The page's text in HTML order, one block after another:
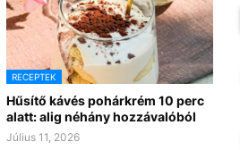
RECEPTEK
Hűsítő kávés pohárkrém 10 perc
alatt: alig néhány hozzávalóból
Július 11, 2026